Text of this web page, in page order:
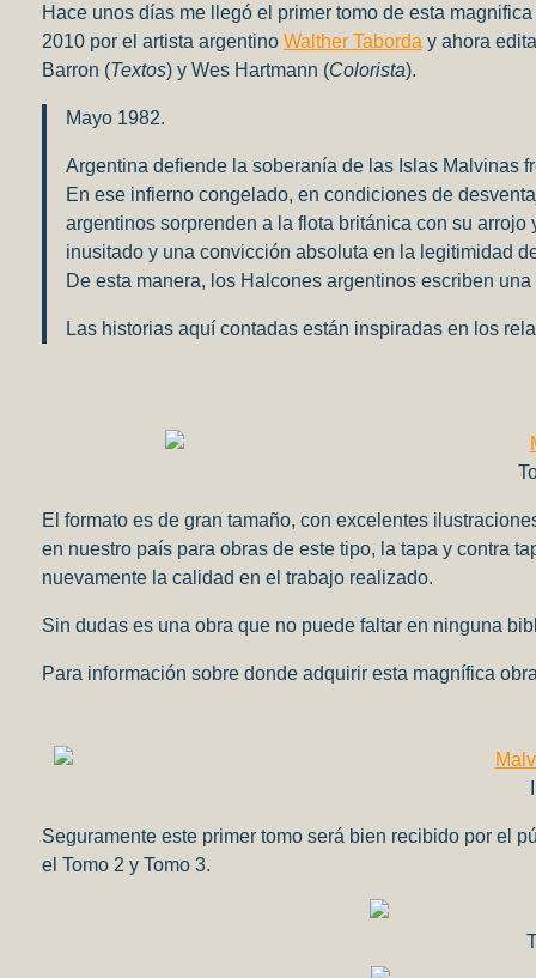
Hace unos días me llegó el primer tomo de esta magnifica
2010 por el artista argentino Walther Taborda y ahora
Barron (Textos) y Wes Hartmann (Colorista).
Mayo 1982.
Argentina defiende la soberanía de las Islas Malvinas
En ese infierno congelado, en condiciones de
argentinos sorprenden a la flota británica con su
inusitado y una convicción absoluta en la legitimidad
De esta manera, los Halcones argentinos escriben
Las historias aquí contadas están inspiradas en los
El formato es de gran tamaño, con excelentes
en nuestro país para obras de este tipo, la tapa y contra
nuevamente la calidad en el trabajo realizado.
Sin dudas es una obra que no puede faltar en ninguna
Para información sobre donde adquirir esta magnífica
Seguramente este primer tomo será bien recibido por el
el Tomo 2 y Tomo 3.